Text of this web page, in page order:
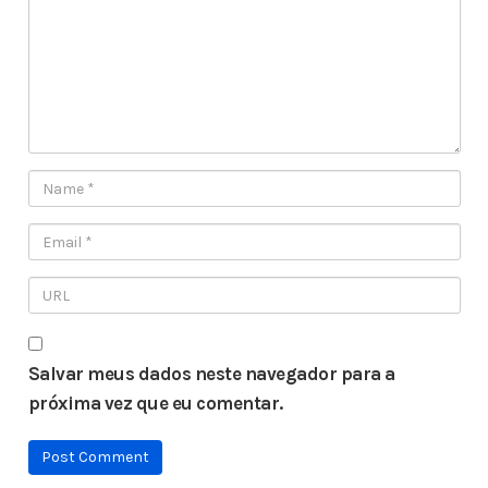
Salvar meus dados neste navegador para a
próxima vez que eu comentar.